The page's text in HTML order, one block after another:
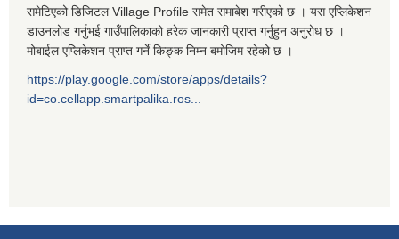
समेटिएको डिजिटल Village Profile समेत समाबेश गरीएको छ । यस एप्लिकेशन
डाउनलोड गर्नुभई गाउँपालिकाको हरेक जानकारी प्राप्त गर्नुहुन अनुरोध छ ।
मोबाईल एप्लिकेशन प्राप्त गर्ने किङ्क निम्न बमोजिम रहेको छ ।
https://play.google.com/store/apps/details?
id=co.cellapp.smartpalika.ros...